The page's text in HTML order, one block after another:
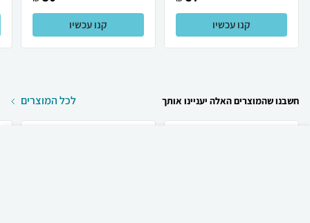
קנו עכשיו קנו עכשיו
חשבנו שהמוצרים האלה יעניינו אותך לכל המוצרים